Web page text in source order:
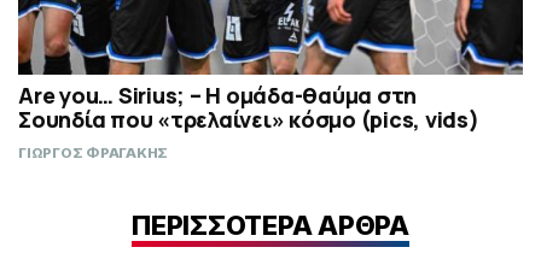
Are you… Sirius; – H ομάδα-θαύμα στη
Σουηδία που «τρελαίνει» κόσμο (pics, vids)
ΓΙΩΡΓΟΣ ΦΡΑΓΑΚΗΣ
ΠΕΡΙΣΣΟΤΕΡΑ ΑΡΘΡΑ